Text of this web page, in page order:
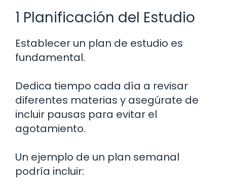
1 Planificación del Estudio
Establecer un plan de estudio es
fundamental.
Dedica tiempo cada día a revisar
diferentes materias y asegúrate de
incluir pausas para evitar el
agotamiento.
Un ejemplo de un plan semanal
podría incluir: